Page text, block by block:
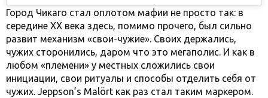
Город Чикаго стал оплотом мафии не просто так: в
середине XX века здесь, помимо прочего, был сильно
развит механизм «свои-чужие». Своих держались,
чужих сторонились, даром что это мегаполис. И как в
любом «племени» у местных сложились свои
инициации, свои ритуалы и способы отделить себя от
чужих. Jeppson’s Malört как раз стал таким маркером.